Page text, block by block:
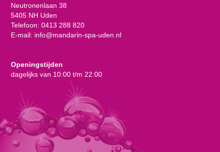
Neutronenlaan 38
5405 NH Uden
Telefoon: 0413 288 820
E-mail: info@mandarin-spa-uden.nl
Openingstijden
dagelijks van 10:00 t/m 22:00